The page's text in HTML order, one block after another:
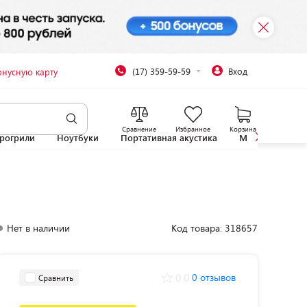
карту (17) 359-59-59 Вход
Сравнение Избранное Корзина
Ноутбуки Портативная акустика
Нет в наличии Код товара: 318657
Сравнить 0 отзывов